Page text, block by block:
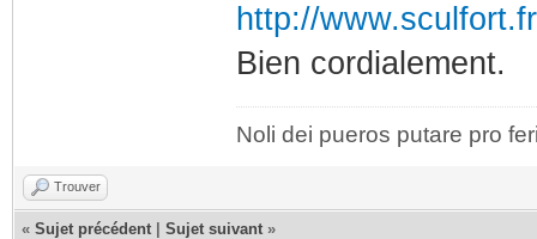
http://
Bien cordialement.
Noli dei pueros putare pro
Trouver
« Sujet précédent Sujet suivant »